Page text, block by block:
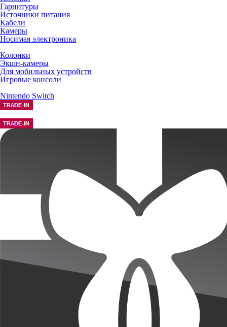
Гарнитуры
Источники питания
Кабели
Камеры
Носимая электроника
Колонки
Экшн-камеры
Для мобильных устройств
Игровые консоли
Nintendo Switch